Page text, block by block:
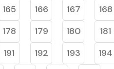
165 166 167
168
178 179 180
181
191 192 193
194